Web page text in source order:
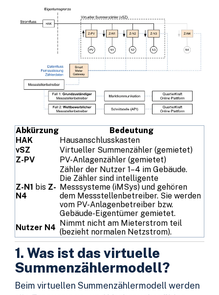
Abkürzung
Bedeutung
HAK
Hausanschlusskasten
vSZ
Virtueller Summenzähler (gemietet)
Z-PV
PV-Anlagenzähler (gemietet)
Z-N1 bis Z-
N4
Zähler der Nutzer 1–4 im Gebäude.
Die Zähler sind intelligente
Messsysteme (iMSys) und gehören
dem Messstellenbetreiber. Sie werden
vom PV-Anlagenbetreiber bzw.
Gebäude-Eigentümer gemietet.
Nutzer N4 Nimmt nicht am Mieterstrom teil
(bezieht normalen Netzstrom).
1. Was ist das virtuelle
Summenzählermodell?
Beim virtuellen Summenzählermodell werden